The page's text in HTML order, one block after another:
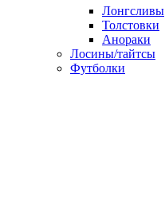
Лонгсливы
Толстовки
Анораки
Лосины/тайтсы
Футболки